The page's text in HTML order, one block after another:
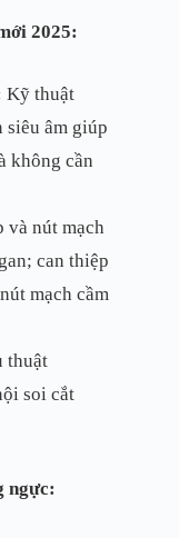
2025:
Kỹ thuật
siêu âm giúp
không cần
và nút mạch
can thiệp
mạch cầm
thuật
soi cắt
ngực: